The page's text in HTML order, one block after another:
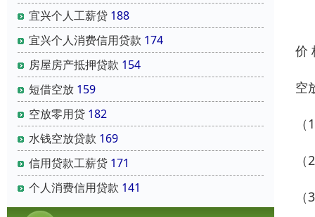
宜兴个人工薪贷 188
宜兴个人消费信用贷款 174
房屋房产抵押贷款 154
短借空放 159
空放零用贷 182
水钱空放贷款 169
信用贷款工薪贷 171
个人消费信用贷款 141
价
空